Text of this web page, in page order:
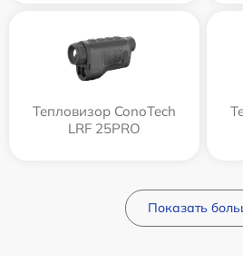
Тепловизор ConoTech
LRF 25PRO
Показать